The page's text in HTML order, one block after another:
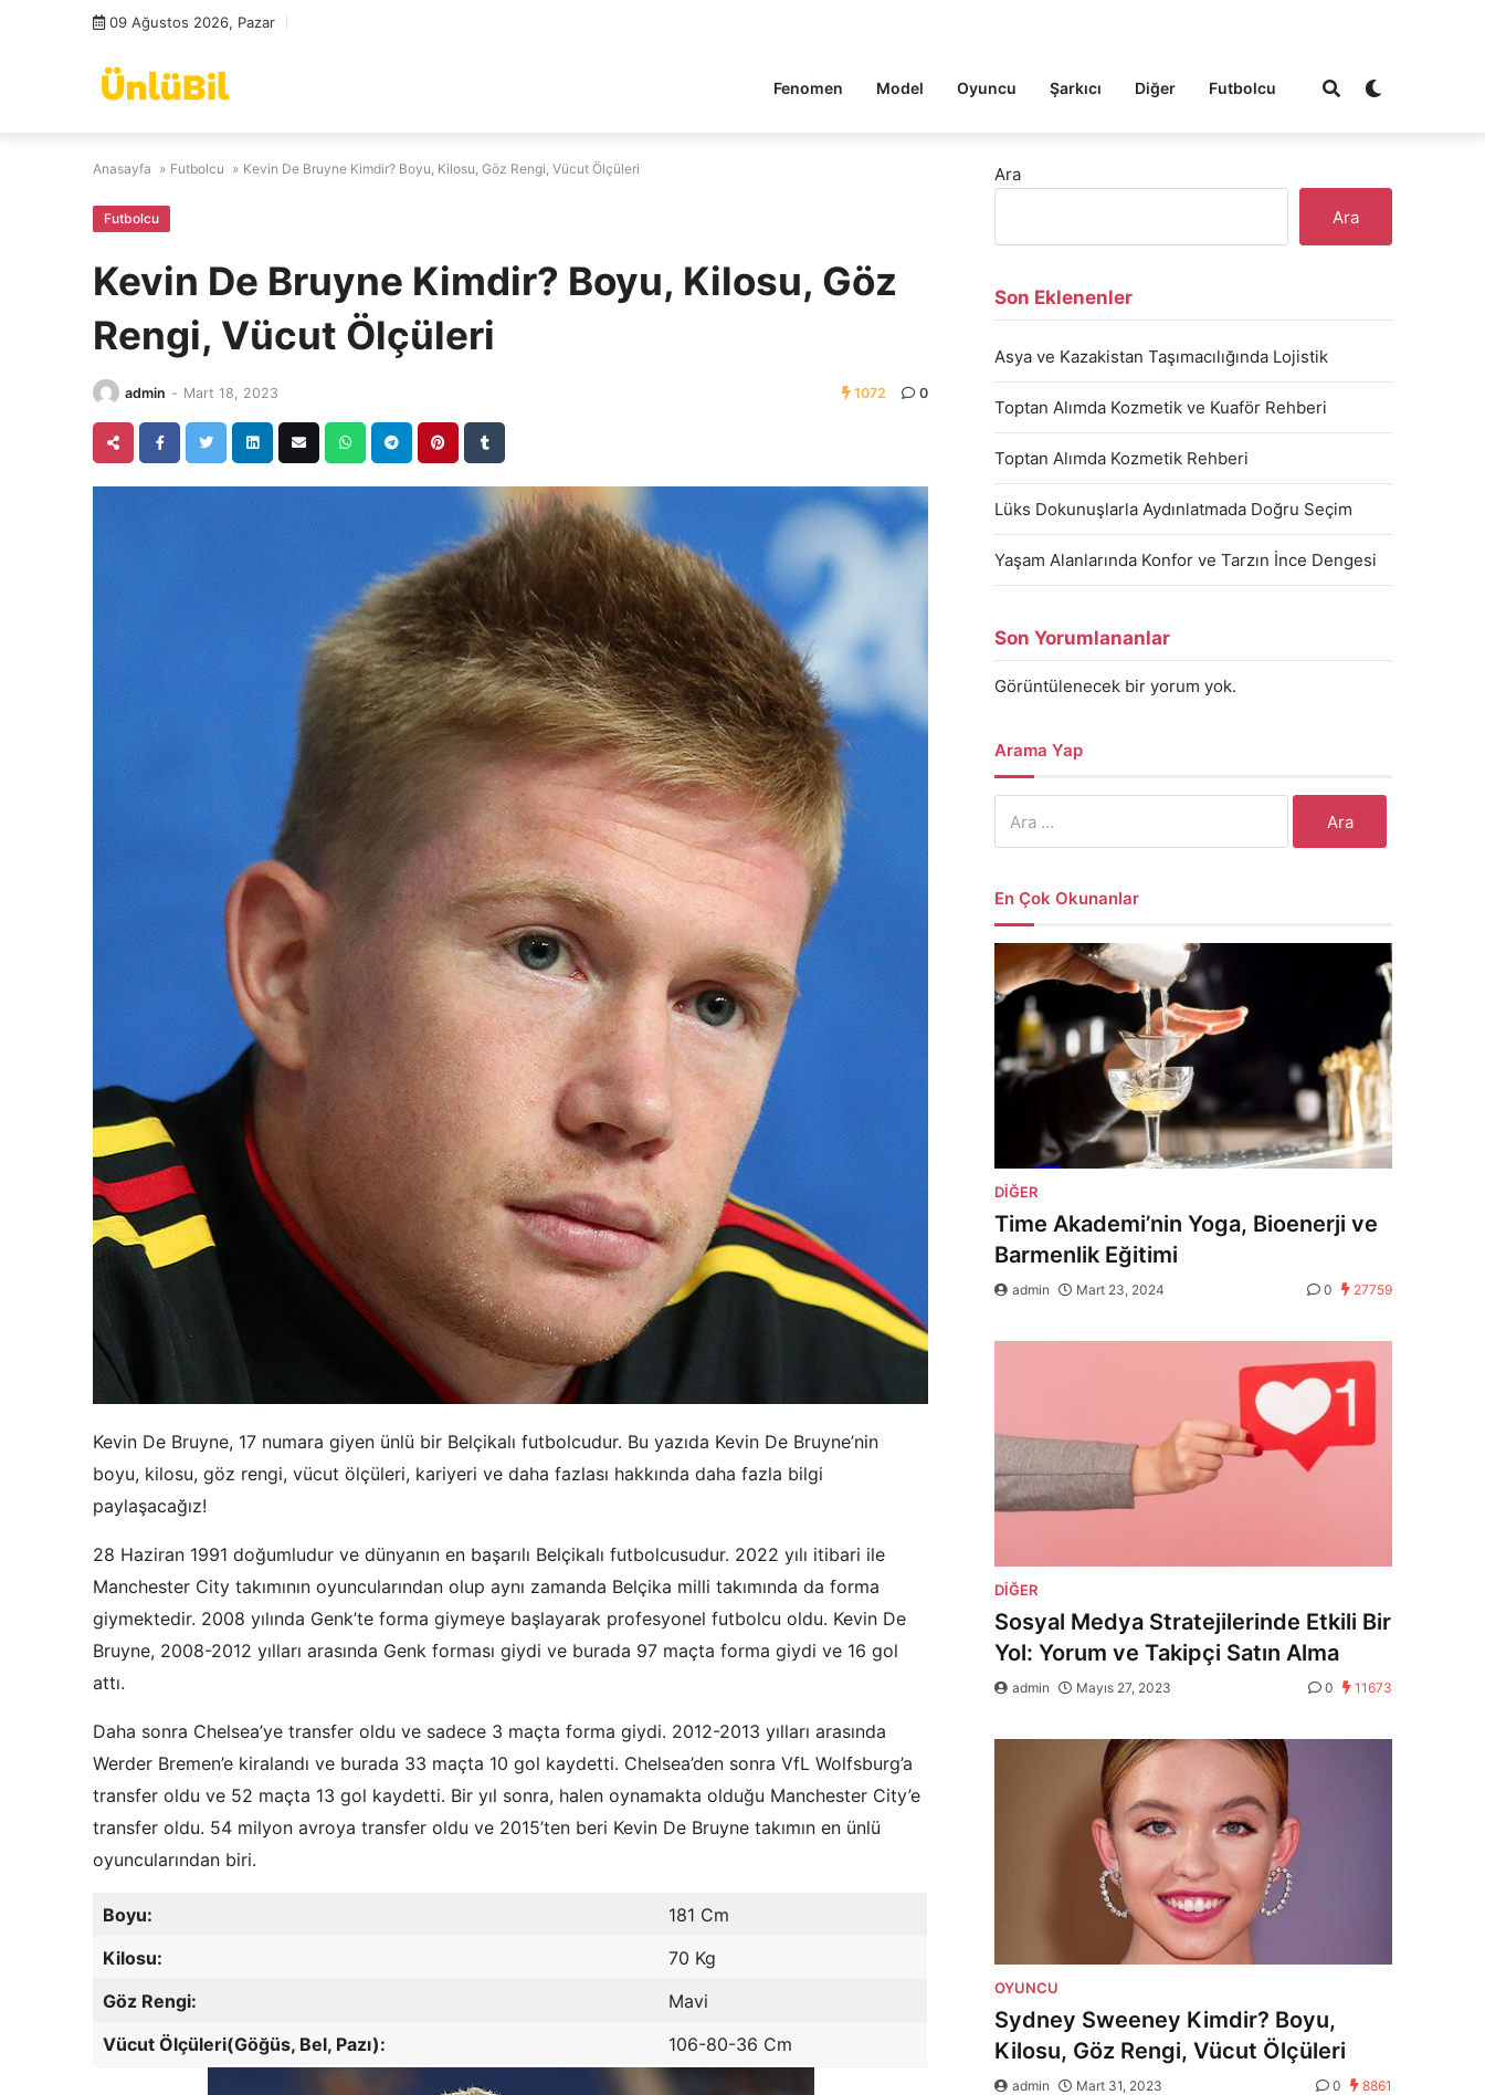
09 Ağustos 2026, Pazar
Fenomen Model Oyuncu Şarkıcı Diğer Futbolcu
Anasayfa » Futbolcu » Kevin De Bruyne Kimdir? Boyu, Kilosu, Göz Rengi, Vücut Ölçüleri
Futbolcu
Kevin De Bruyne Kimdir? Boyu, Kilosu, Göz
Rengi, Vücut Ölçüleri
admin - Mart 18, 2023 1072 0
Kevin De Bruyne, 17 numara giyen ünlü bir Belçikalı futbolcudur. Bu yazıda Kevin De Bruyne’nin
boyu, kilosu, göz rengi, vücut ölçüleri, kariyeri ve daha fazlası hakkında daha fazla bilgi
paylaşacağız!
28 Haziran 1991 doğumludur ve dünyanın en başarılı Belçikalı futbolcusudur. 2022 yılı itibari ile
Manchester City takımının oyuncularından olup aynı zamanda Belçika milli takımında da forma
giymektedir. 2008 yılında Genk’te forma giymeye başlayarak profesyonel futbolcu oldu. Kevin De
Bruyne, 2008-2012 yılları arasında Genk forması giydi ve burada 97 maçta forma giydi ve 16 gol
attı.
Daha sonra Chelsea’ye transfer oldu ve sadece 3 maçta forma giydi. 2012-2013 yılları arasında
Werder Bremen’e kiralandı ve burada 33 maçta 10 gol kaydetti. Chelsea’den sonra VfL Wolfsburg’a
transfer oldu ve 52 maçta 13 gol kaydetti. Bir yıl sonra, halen oynamakta olduğu Manchester City’e
transfer oldu. 54 milyon avroya transfer oldu ve 2015’ten beri Kevin De Bruyne takımın en ünlü
oyuncularından biri.
Boyu:
181 Cm
Kilosu:
70 Kg
Göz Rengi:
Mavi
Vücut Ölçüleri(Göğüs, Bel, Pazı):
106-80-36 Cm
Ara
Ara
Son Eklenenler
Asya ve Kazakistan Taşımacılığında Lojistik
Toptan Alımda Kozmetik ve Kuaför Rehberi
Toptan Alımda Kozmetik Rehberi
Lüks Dokunuşlarla Aydınlatmada Doğru Seçim
Yaşam Alanlarında Konfor ve Tarzın İnce Dengesi
Son Yorumlananlar
Görüntülenecek bir yorum yok.
Arama Yap
En Çok Okunanlar
DIĞER
Time Akademi’nin Yoga, Bioenerji ve
Barmenlik Eğitimi
admin Mart 23, 2024 0 27759
DIĞER
Sosyal Medya Stratejilerinde Etkili Bir
Yol: Yorum ve Takipçi Satın Alma
admin Mayıs 27, 2023 0 11673
OYUNCU
Sydney Sweeney Kimdir? Boyu,
Kilosu, Göz Rengi, Vücut Ölçüleri
admin Mart 31, 2023 0 8861